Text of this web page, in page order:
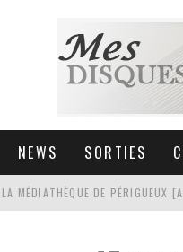
NEWS SORTIES
MÉDIATHÈQUE DE PÉRIGUEUX